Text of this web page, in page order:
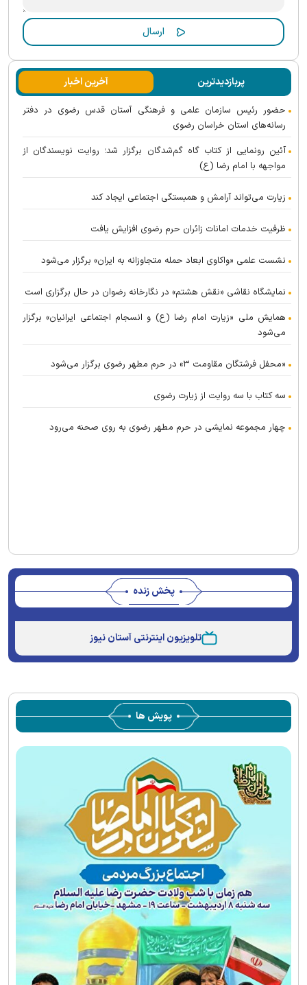
پربازدیدترین آخرین اخبار
حضور رئیس سازمان علمی و فرهنگی آستان قدس رضوی در دفتر
رسانه‌های استان خراسان رضوی
آئین رونمایی از کتاب گاه گم‌شدگان برگزار شد؛ روایت نویسندگان از
مواجهه با امام رضا (ع)
زیارت می‌تواند آرامش و همبستگی اجتماعی ایجاد کند
ظرفیت خدمات امانات زائران حرم رضوی افزایش یافت
نشست علمی «واکاوی ابعاد حمله متجاوزانه به ایران» برگزار می‌شود
نمایشگاه نقاشی «نقش هشتم» در نگارخانه رضوان در حال برگزاری است
همایش ملی «زیارت امام رضا (ع) و انسجام اجتماعی ایرانیان» برگزار
می‌شود
«محفل فرشتگان مقاومت ۳» در حرم مطهر رضوی برگزار می‌شود
سه کتاب با سه روایت از زیارت رضوی
چهار مجموعه نمایشی در حرم مطهر رضوی به روی صحنه می‌رود
پخش زنده
تلویزیون اینترنتی آستان نیوز
پویش ها